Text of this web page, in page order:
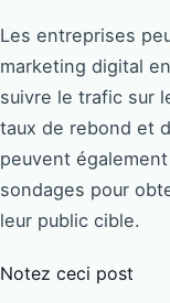
Les entreprises
marketing digital
suivre le trafic sur
taux de rebond et
peuvent
sondages pour
leur public cible.
Notez ceci post